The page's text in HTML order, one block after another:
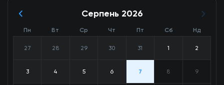
Серпень 2026
Пн Вт Ср Чт Пт Сб Нд
27 28 29 30 31 1 2
3 4 5 6 7 8 9